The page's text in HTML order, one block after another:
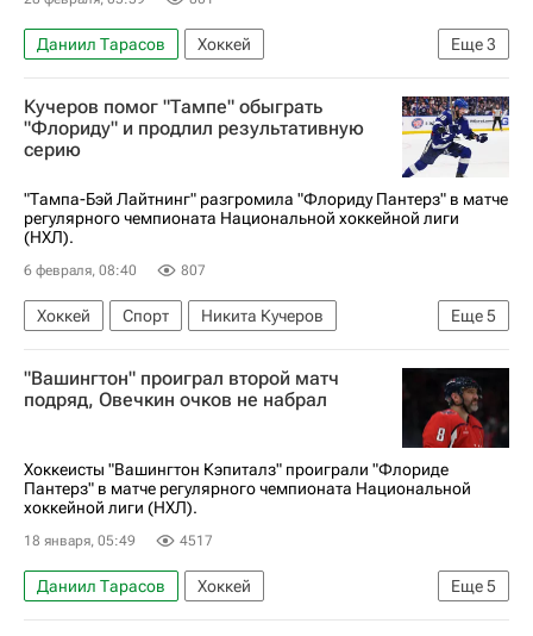
Еще3
Даниил Тарасов
Хоккей
Национальная хоккейная лига (НХЛ)
Флорида Пантерз
Баффало Сейбрз
Кучеров помог "Тампе" обыграть
"Флориду" и продлил результативную
серию
"Тампа-Бэй Лайтнинг" разгромила "Флориду Пантерз" в матче
регулярного чемпионата Национальной хоккейной лиги
(НХЛ).
6 февраля, 08:40 807
Еще5
Хоккей Спорт
Никита Кучеров
Брэндон Хагель
Земгус Гиргенсонс
Флорида Пантерз
Тампа-Бэй Лайтнинг
"Вашингтон" проиграл второй матч
подряд, Овечкин очков не набрал
Хоккеисты "Вашингтон Кэпиталз" проиграли "Флориде
Пантерз" в матче регулярного чемпионата Национальной
хоккейной лиги (НХЛ).
18 января, 05:49 4517
Еще5
Даниил Тарасов
Хоккей
Национальная хоккейная лига (НХЛ)